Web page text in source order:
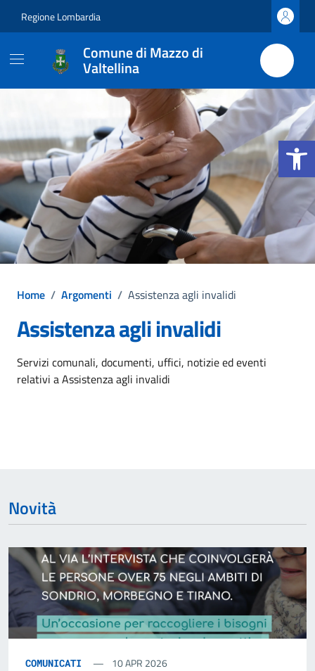
Apri la
Regione Lombardia
Comune di Mazzo di
Valtellina
Home / Argomenti / Assistenza agli invalidi
Assistenza agli invalidi
Dettagli dell'argomento
Servizi comunali, documenti, uffici, notizie ed eventi
relativi a Assistenza agli invalidi
Novità
COMUNICATI 10 APR 2026